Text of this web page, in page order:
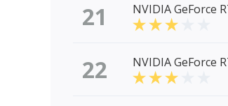
21 NVIDIA GeForce
22 NVIDIA GeForce